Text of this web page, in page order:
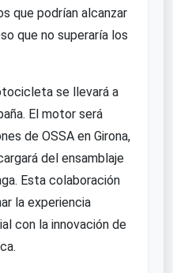
que podrían alcanzar
que no superaría los
se llevará a
El motor será
de OSSA en Girona,
del ensamblaje
Esta colaboración
la experiencia
con la innovación de